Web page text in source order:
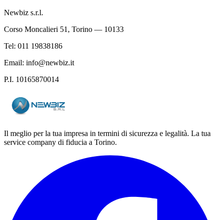
Newbiz s.r.l.
Corso Moncalieri 51, Torino — 10133
Tel: 011 19838186
Email: info@newbiz.it
P.I. 10165870014
Il meglio per la tua impresa in termini di sicurezza e legalità. La tua
service company di fiducia a Torino.